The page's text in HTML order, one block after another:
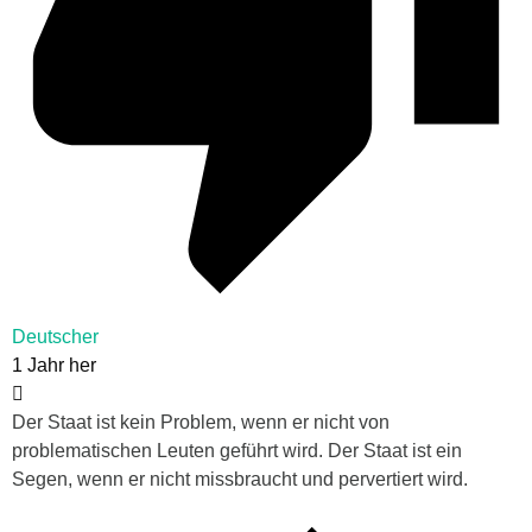
Deutscher
1 Jahr her
Der Staat ist kein Problem, wenn er nicht von
problematischen Leuten geführt wird. Der Staat ist ein
Segen, wenn er nicht missbraucht und pervertiert wird.